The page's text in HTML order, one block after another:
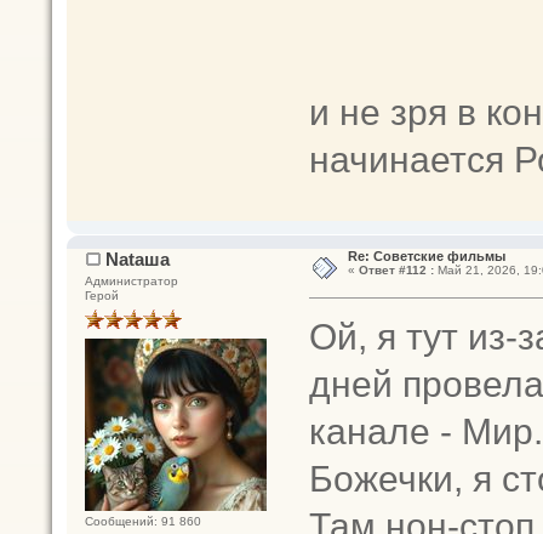
и не зря в
начинается
Nataшa
Администратор
Герой
Сообщений: 91 860
Re: Советские фильмы
« Ответ #112 :Май 21, 2026,
Ой, я тут из-
дней
канале - Мир.
Божечки, я
Там нон-